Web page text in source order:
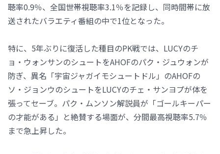
聴率0.9％、全国世帯視聴率3.1％を記録し、同時間帯に放
送されたバラエティ番組の中で1位となった。
特に、5年ぶりに復活した種目のPK戦では、LUCYのチ
ョ・ウォンサンのシュートをAHOFのパク・ジュウォンが
防ぎ、異名「宇宙ジャガイモシュートドル」のAHOFの
ソ・ジョンウのシュートをLUCYのチェ・サンヨプが体を
張ってセーブ。パク・ムンソン解説員が「ゴールキーパー
の才能がある」と絶賛する場面が、分間最高視聴率5.7％
まで急上昇した。